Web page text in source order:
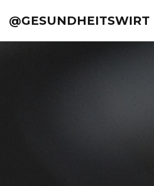
@GESUNDHEITSWIRT